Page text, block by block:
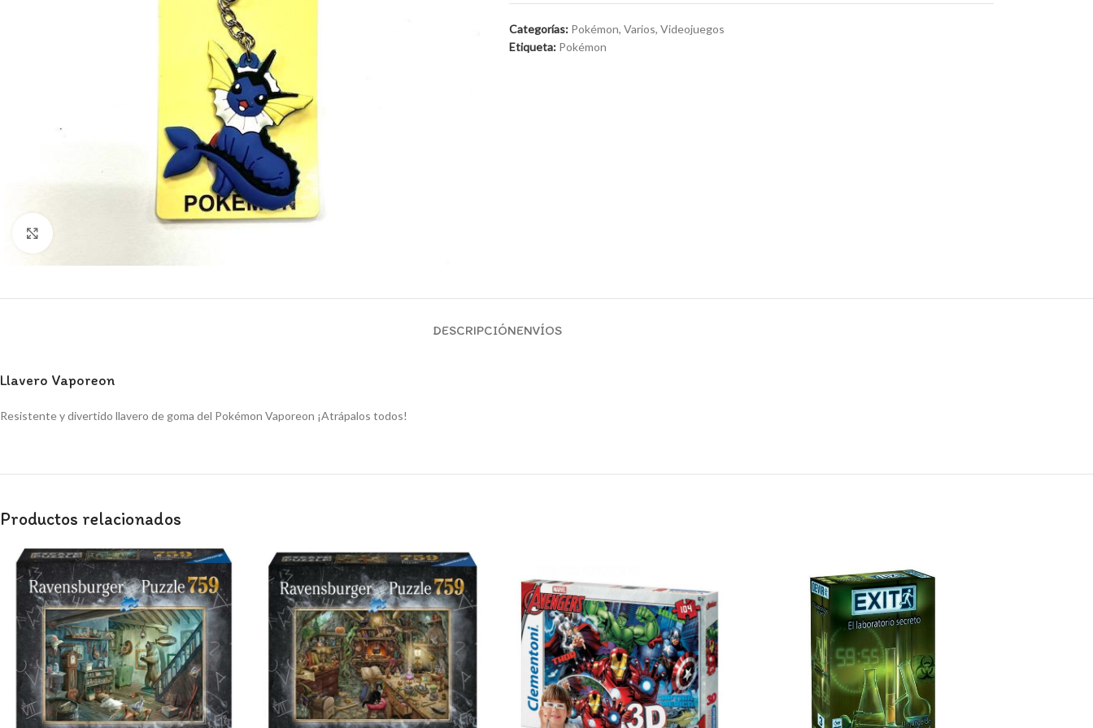
Categorías: Pokémon, Varios, Videojuegos
Etiqueta: Pokémon
DESCRIPCIÓNENVÍOS
Llavero Vaporeon
Resistente y divertido llavero de goma del Pokémon Vaporeon ¡Atrápalos todos!
Productos relacionados